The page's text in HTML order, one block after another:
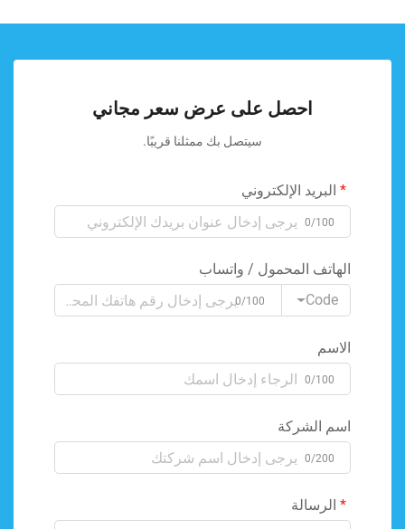
احصل على عرض سعر مجاني
سيتصل بك ممثلنا قريبًا.
البريد الإلكتروني
0/100
الهاتف المحمول / واتساب
Code
0/100
الاسم
0/100
اسم الشركة
0/200
الرسالة